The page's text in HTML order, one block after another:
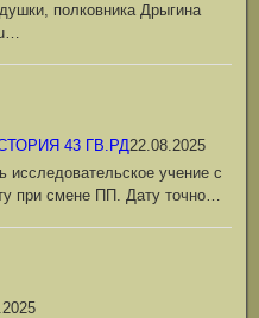
полковника Дрыгина
43 ГВ.РД22.08.2025
учение с
при смене ПП. Дату точно…